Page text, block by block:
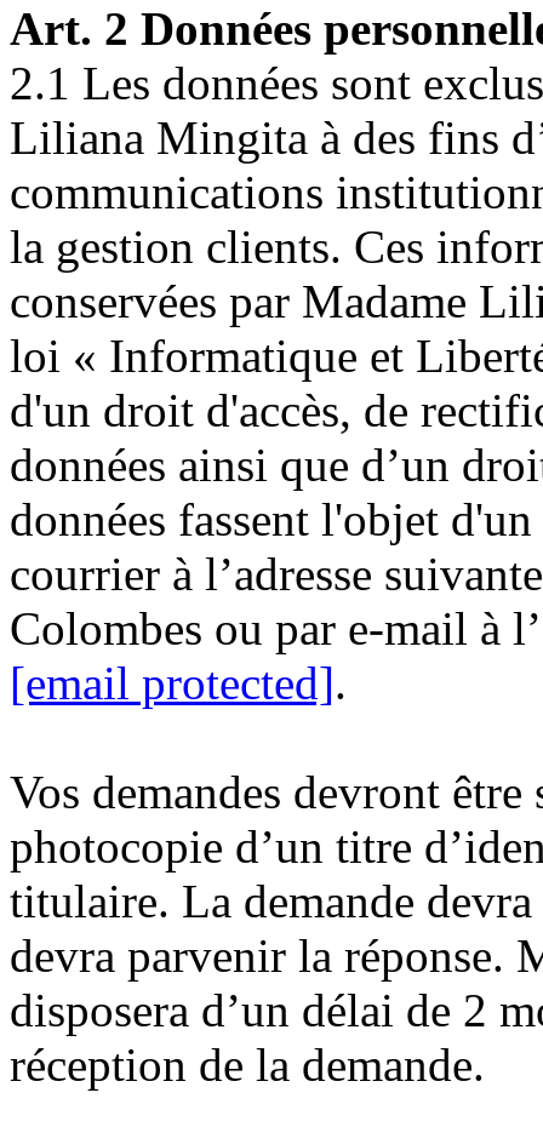
Art. 2 Données
2.1 Les données sont
Liliana Mingita à des fins
communications
la gestion clients. Ces
conservées par Madame
loi « Informatique et
d'un droit d'accès, de
données ainsi que d’un
données fassent l'objet
courrier à l’adresse
Colombes ou par e-mail à
[email protected].
Vos demandes devront être
photocopie d’un titre
titulaire. La demande devra
devra parvenir la réponse.
disposera d’un délai de 2
réception de la demande.